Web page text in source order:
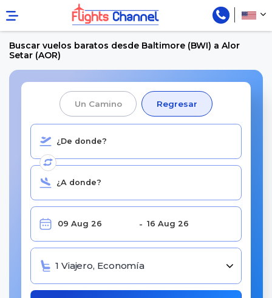
Buscar vuelos baratos desde Baltimore (BWI) a Alor
Setar (AOR)
Un Camino Regresar
1 Viajero, Economía